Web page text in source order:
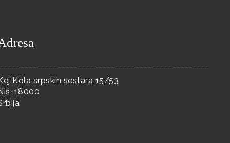
Kola srpskih sestara 15/53
18000